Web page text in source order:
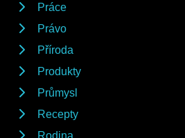
Práce
Právo
Příroda
Produkty
Průmysl
Recepty
Rodina